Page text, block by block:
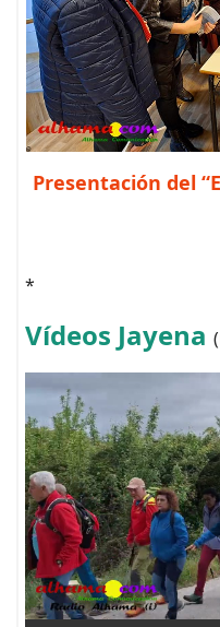
Presentación del
*
Vídeos Jayena (